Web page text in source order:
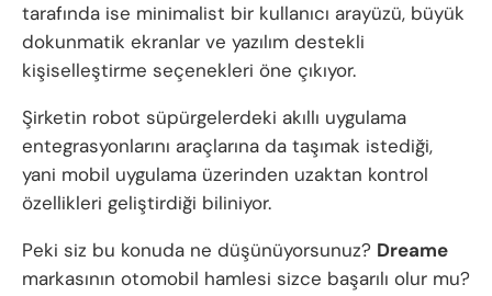
tarafında ise minimalist bir kullanıcı arayüzü, büyük
dokunmatik ekranlar ve yazılım destekli
kişiselleştirme seçenekleri öne çıkıyor.
Şirketin robot süpürgelerdeki akıllı uygulama
entegrasyonlarını araçlarına da taşımak istediği,
yani mobil uygulama üzerinden uzaktan kontrol
özellikleri geliştirdiği biliniyor.
Peki siz bu konuda ne düşünüyorsunuz? Dreame
markasının otomobil hamlesi sizce başarılı olur mu?